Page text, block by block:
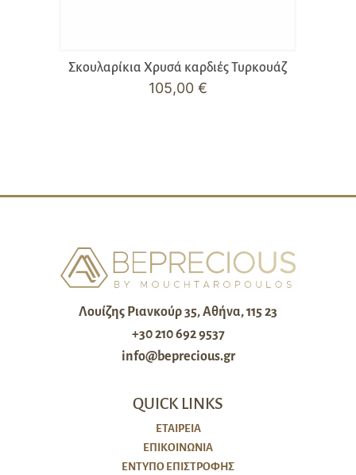
Σκουλαρίκια Χρυσά καρδιές Τυρκουάζ
105,00 €
Λουίζης Ριανκούρ 35, Αθήνα, 115 23
+30 210 692 9537
info@beprecious.gr
QUICK LINKS
ΕΤΑΙΡΕΙΑ
ΕΠΙΚΟΙΝΩΝΙΑ
ΈΝΤΥΠΟ ΕΠΙΣΤΡΟΦΉΣ